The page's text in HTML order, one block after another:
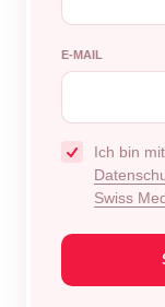
E-MAIL
Ich bin
Swiss